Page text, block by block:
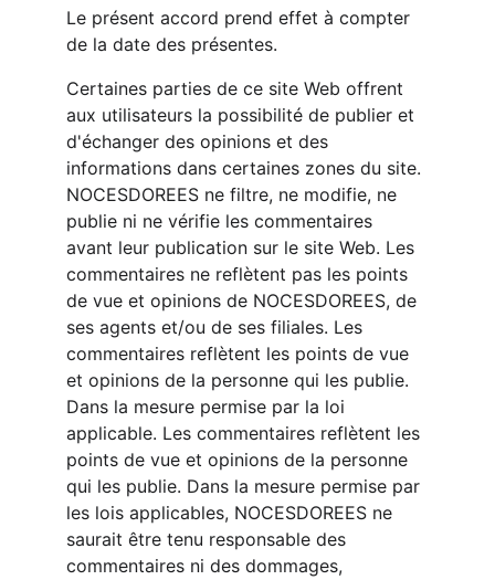
Le présent accord prend effet à compter
de la date des présentes.
Certaines parties de ce site Web offrent
aux utilisateurs la possibilité de publier et
d'échanger des opinions et des
informations dans certaines zones du site.
NOCESDOREES ne filtre, ne modifie, ne
publie ni ne vérifie les commentaires
avant leur publication sur le site Web. Les
commentaires ne reflètent pas les points
de vue et opinions de NOCESDOREES, de
ses agents et/ou de ses filiales. Les
commentaires reflètent les points de vue
et opinions de la personne qui les publie.
Dans la mesure permise par la loi
applicable. Les commentaires reflètent les
points de vue et opinions de la personne
qui les publie. Dans la mesure permise par
les lois applicables, NOCESDOREES ne
saurait être tenu responsable des
commentaires ni des dommages,